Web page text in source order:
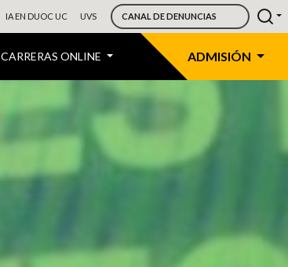
CARRERAS ONLINE ADMISIÓN
IA EN DUOC UC UVS CANAL DE DENUNCIAS